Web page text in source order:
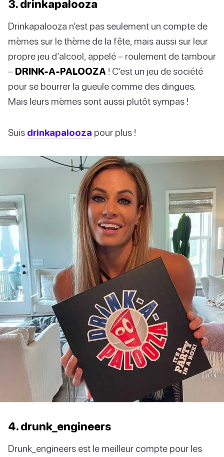
3. drinkapalooza
Drinkapalooza n’est pas seulement un compte de
mèmes sur le thème de la fête, mais aussi sur leur
propre jeu d’alcool, appelé – roulement de tambour
– DRINK-A-PALOOZA ! C’est un jeu de société
pour se bourrer la gueule comme des dingues.
Mais leurs mèmes sont aussi plutôt sympas !
Suis drinkapalooza pour plus !
4. drunk_engineers
Drunk_engineers est le meilleur compte pour les